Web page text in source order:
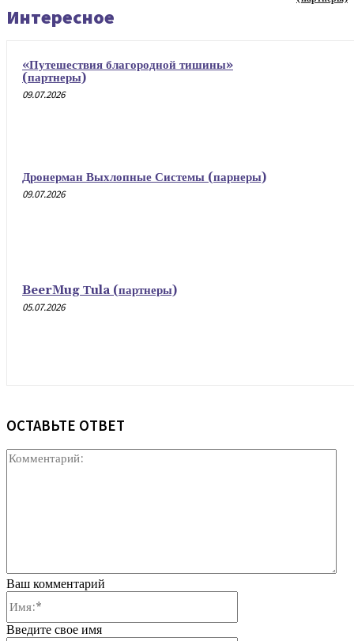
Интересное
«Путешествия благородной тишины»
(партнеры)
09.07.2026
Дронерман Выхлопные Системы (парнеры)
09.07.2026
BeerMug Тula (партнеры)
05.07.2026
ОСТАВЬТЕ ОТВЕТ
Ваш комментарий
Введите свое имя